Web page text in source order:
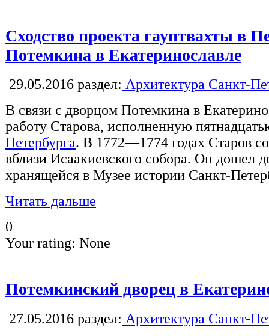
Сходство проекта гауптвахты в
Потемкина в Екатеринославле
29.05.2016 раздел: Архитектура Санкт-
В связи с дворцом Потемкина в
работу Старова, исполненную
Петербурга. В 1772—1774 годах Старов
вблизи Исаакиевского собора. Он дошел
хранящейся в Музее истории Санкт-
Читать дальше
0
Your rating: None
Потемкинский дворец в
27.05.2016 раздел: Архитектура Санкт-